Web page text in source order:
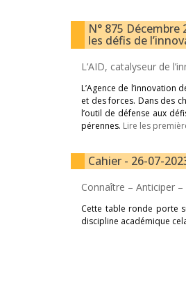
N° 875
les défis de
L’AID, catalyseur de
L’Agence de l’innovation
et des forces. Dans des
l’outil de défense aux
pérennes. Lire les
Cahier - 26-07-
Connaître – Anticiper
Cette table ronde porte
discipline académique